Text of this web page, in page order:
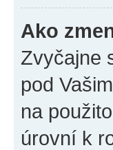
Ako
Zvyčajne
pod
na
úrovní k